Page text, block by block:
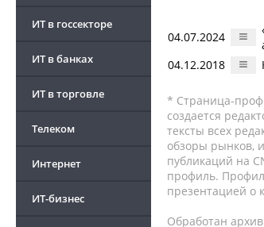
ИТ в госсекторе
ИТ в банках
ИТ в торговле
Телеком
Интернет
ИТ-бизнес
04.07.2024
04.12.2018
* Страница-
создается
тексты всех
обзоры рынков,
публикаций на
профиль.
презентацией о
Обработан